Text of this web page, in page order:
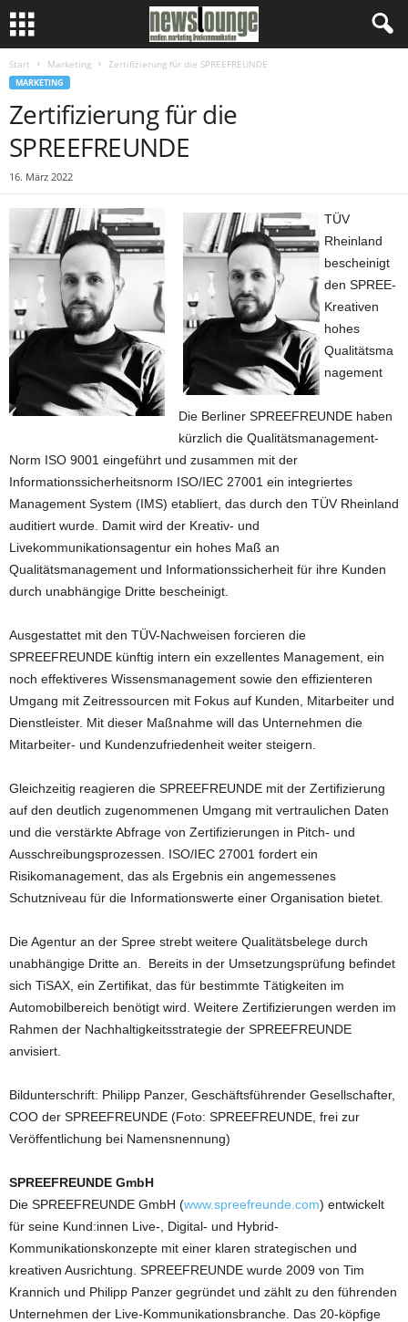
Start Marketing Zertifizierung für die SPREEFREUNDE
MARKETING
Zertifizierung für die
SPREEFREUNDE
16. März 2022
TÜV
Rheinland
bescheinigt
den SPREE-
Kreativen
hohes
Qualitätsma
nagement
Die Berliner SPREEFREUNDE haben
kürzlich die Qualitätsmanagement-
Norm ISO 9001 eingeführt und zusammen mit der
Informationssicherheitsnorm ISO/IEC 27001 ein integriertes
Management System (IMS) etabliert, das durch den TÜV Rheinland
auditiert wurde. Damit wird der Kreativ- und
Livekommunikationsagentur ein hohes Maß an
Qualitätsmanagement und Informationssicherheit für ihre Kunden
durch unabhängige Dritte bescheinigt.
Ausgestattet mit den TÜV-Nachweisen forcieren die
SPREEFREUNDE künftig intern ein exzellentes Management, ein
noch effektiveres Wissensmanagement sowie den effizienteren
Umgang mit Zeitressourcen mit Fokus auf Kunden, Mitarbeiter und
Dienstleister. Mit dieser Maßnahme will das Unternehmen die
Mitarbeiter- und Kundenzufriedenheit weiter steigern.
Gleichzeitig reagieren die SPREEFREUNDE mit der Zertifizierung
auf den deutlich zugenommenen Umgang mit vertraulichen Daten
und die verstärkte Abfrage von Zertifizierungen in Pitch- und
Ausschreibungsprozessen. ISO/IEC 27001 fordert ein
Risikomanagement, das als Ergebnis ein angemessenes
Schutzniveau für die Informationswerte einer Organisation bietet.
Die Agentur an der Spree strebt weitere Qualitätsbelege durch
unabhängige Dritte an. Bereits in der Umsetzungsprüfung befindet
sich TiSAX, ein Zertifikat, das für bestimmte Tätigkeiten im
Automobilbereich benötigt wird. Weitere Zertifizierungen werden im
Rahmen der Nachhaltigkeitsstrategie der SPREEFREUNDE
anvisiert.
Bildunterschrift: Philipp Panzer, Geschäftsführender Gesellschafter,
COO der SPREEFREUNDE (Foto: SPREEFREUNDE, frei zur
Veröffentlichung bei Namensnennung)
SPREEFREUNDE GmbH
Die SPREEFREUNDE GmbH (www.spreefreunde.com) entwickelt
für seine Kund:innen Live-, Digital- und Hybrid-
Kommunikationskonzepte mit einer klaren strategischen und
kreativen Ausrichtung. SPREEFREUNDE wurde 2009 von Tim
Krannich und Philipp Panzer gegründet und zählt zu den führenden
Unternehmen der Live-Kommunikationsbranche. Das 20-köpfige